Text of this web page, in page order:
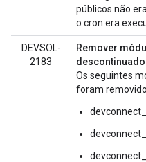
públicos não
o cron era
DEVSOL-
2183
Remover
Os seguintes
foram